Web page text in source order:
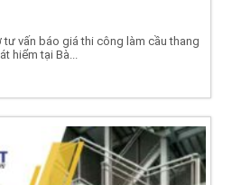
vấn báo giá thi công làm cầu thang
hiểm tại Bà...